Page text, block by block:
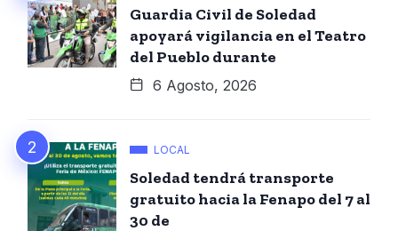
Guardia Civil de Soledad
apoyará vigilancia en el Teatro
del Pueblo durante
6 Agosto, 2026
LOCAL
Soledad tendrá transporte
gratuito hacia la Fenapo del 7 al
30 de